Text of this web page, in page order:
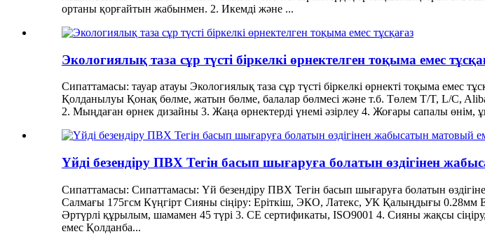
ортаны қорғайтын жабынмен. 2. Икемді және ...
Экологиялық таза сұр түсті біркелкі өрнектелген тоқыма емес
Сипаттамасы: тауар атауы Экологиялық таза сұр түсті біркелкі өрнекті тоқыма емес
Қолданылуы Қонақ бөлме, жатын бөлме, балалар бөлмесі және т.б. Төлем T/T, L/C,
2. Мыңдаған өрнек дизайны 3. Жаңа өрнектерді үнемі әзірлеу 4. Жоғары сапалы өнім,
Үйді безендіру ПВХ Тегін басып шығаруға болатын өздігінен
Сипаттамасы: Сипаттамасы: Үй безендіру ПВХ Тегін басып шығаруға болатын
Салмағы 175гсм Күңгірт Сияны сіңіру: Еріткіш, ЭКО, Латекс, УК Қалыңдығы 0.28мм
Әртүрлі құрылым, шамамен 45 түрі 3. CE сертификаты, ISO9001 4. Сияны жақсы сіңіру,
емес Қолданба...